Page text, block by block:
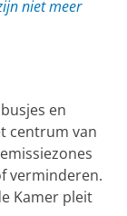
en
centrum van
verminderen.
Kamer pleit